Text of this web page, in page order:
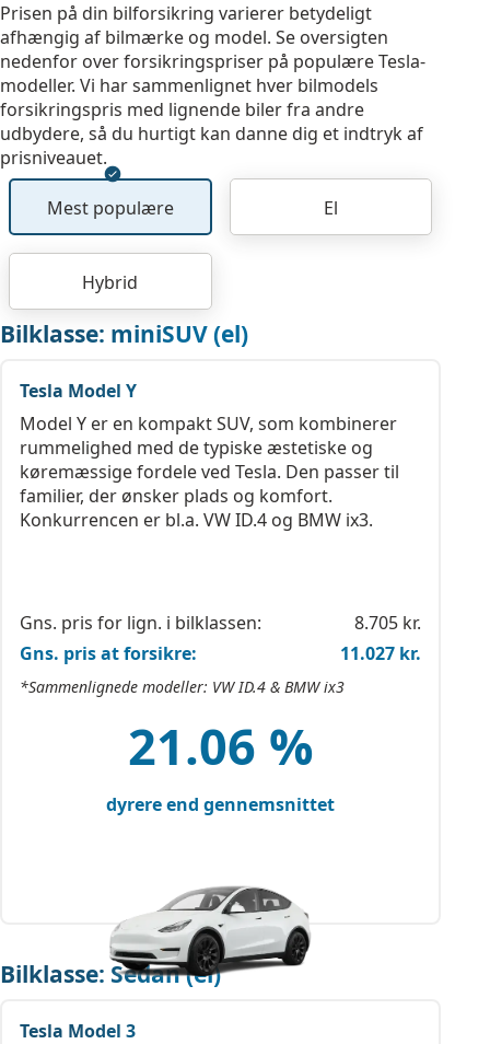
Prisen på din bilforsikring varierer betydeligt
afhængig af bilmærke og model. Se oversigten
nedenfor over forsikringspriser på populære Tesla-
modeller. Vi har sammenlignet hver bilmodels
forsikringspris med lignende biler fra andre
udbydere, så du hurtigt kan danne dig et indtryk af
prisniveauet.
Mest populære El
Hybrid
Bilklasse: miniSUV (el)
Tesla Model Y
Model Y er en kompakt SUV, som kombinerer
rummelighed med de typiske æstetiske og
køremæssige fordele ved Tesla. Den passer til
familier, der ønsker plads og komfort.
Konkurrencen er bl.a. VW ID.4 og BMW ix3.
Gns. pris for lign. i bilklassen:
8.705 kr.
Gns. pris at forsikre:
11.027 kr.
*Sammenlignede modeller: VW ID.4 & BMW ix3
21.06 %
dyrere end gennemsnittet
Bilklasse: Sedan (el)
Tesla Model 3